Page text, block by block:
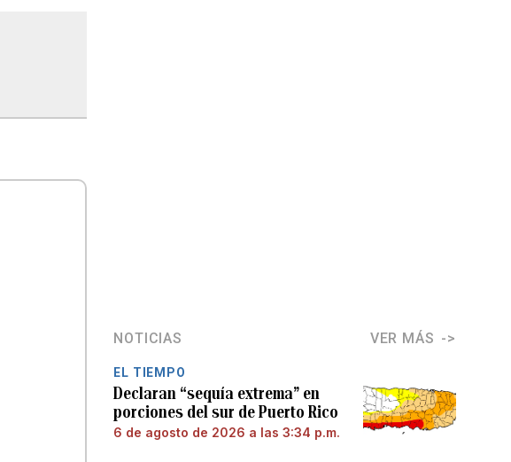
NOTICIAS VER MÁS
EL TIEMPO
Declaran “sequía extrema” en
porciones del sur de Puerto Rico
6 de agosto de 2026 a las 3:34 p.m.